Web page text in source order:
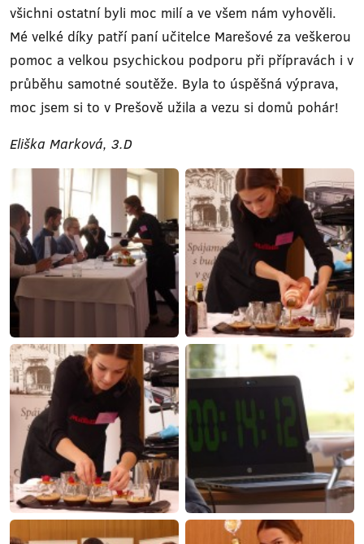
všichni ostatní byli moc milí a ve všem nám vyhověli.
Mé velké díky patří paní učitelce Marešové za veškerou
pomoc a velkou psychickou podporu při přípravách i v
průběhu samotné soutěže. Byla to úspěšná výprava,
moc jsem si to v Prešově užila a vezu si domů pohár!
Eliška Marková, 3.D